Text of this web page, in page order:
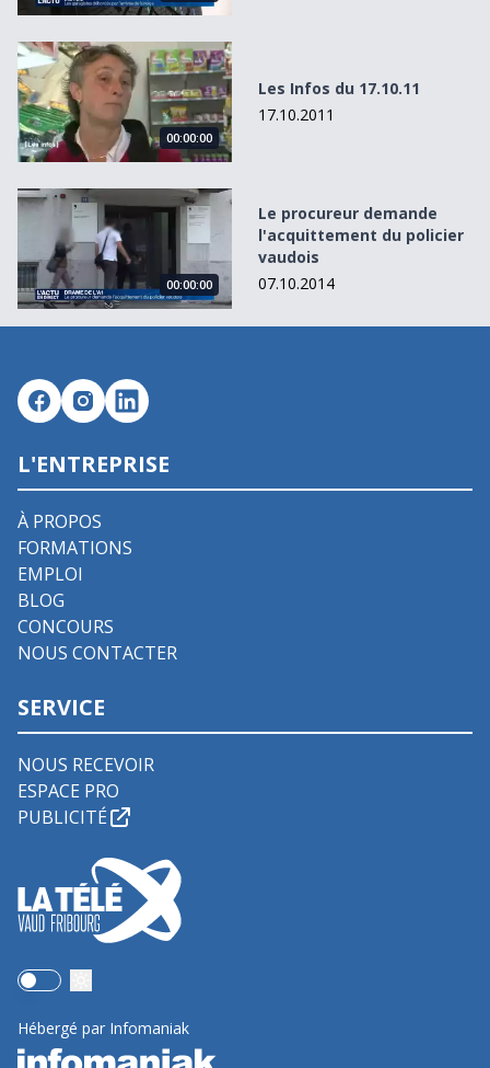
Les Infos du 17.10.11
00:00:00
Les Infos du 17.10.11
17.10.2011
Le procureur demande l&#039;acquittement du policier
00:00:00
Le procureur demande
l'acquittement du policier
vaudois
07.10.2014
L'ENTREPRISE
À PROPOS
FORMATIONS
EMPLOI
BLOG
CONCOURS
NOUS CONTACTER
SERVICE
NOUS RECEVOIR
ESPACE PRO
PUBLICITÉ
Use setting
Hébergé par Infomaniak